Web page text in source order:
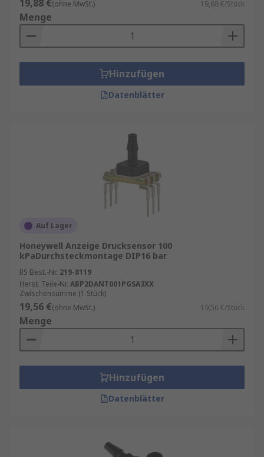
19,88 €(ohne MwSt.) 19,88 €/Stück
Menge
Hinzufügen
Datenblätter
Auf Lager
Honeywell Anzeige Drucksensor 100
kPaDurchsteckmontage DIP16 bar
RS Best.-Nr. 219-8119
Herst. Teile-Nr. ABP2DANT001PGSA3XX
Zwischensumme (1 Stück)
19,56 €(ohne MwSt.) 19,56 €/Stück
Menge
Hinzufügen
Datenblätter